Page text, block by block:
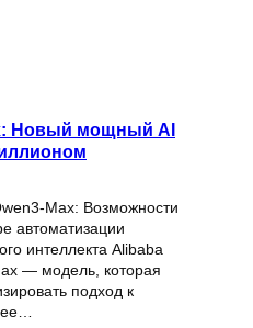
Новый мощный AI
Max: Возможности
автоматизации
интеллекта Alibaba
— модель, которая
подход к